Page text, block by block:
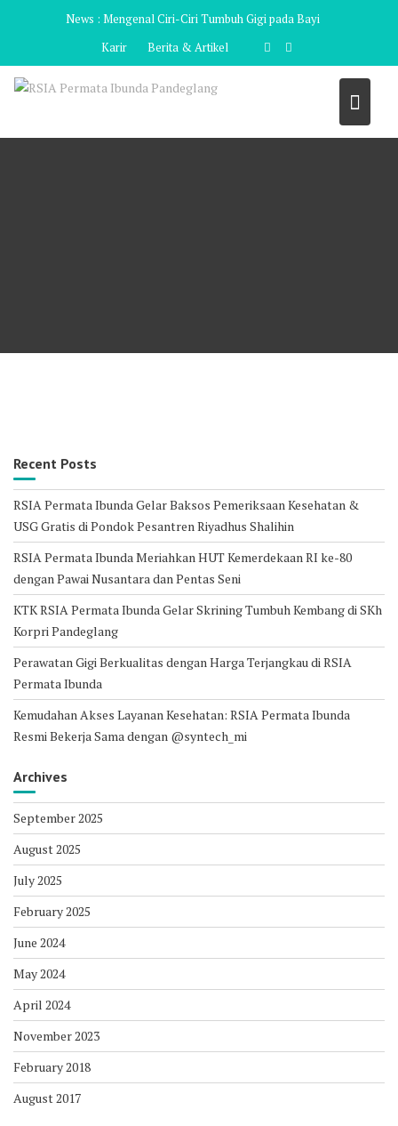
News : Mengenal Ciri-Ciri Tumbuh Gigi pada Bayi
Karir
Berita & Artikel
Recent Posts
RSIA Permata Ibunda Gelar Baksos Pemeriksaan Kesehatan &
USG Gratis di Pondok Pesantren Riyadhus Shalihin
RSIA Permata Ibunda Meriahkan HUT Kemerdekaan RI ke-80
dengan Pawai Nusantara dan Pentas Seni
KTK RSIA Permata Ibunda Gelar Skrining Tumbuh Kembang di SKh
Korpri Pandeglang
Perawatan Gigi Berkualitas dengan Harga Terjangkau di RSIA
Permata Ibunda
Kemudahan Akses Layanan Kesehatan: RSIA Permata Ibunda
Resmi Bekerja Sama dengan @syntech_mi
Archives
September 2025
August 2025
July 2025
February 2025
June 2024
May 2024
April 2024
November 2023
February 2018
August 2017